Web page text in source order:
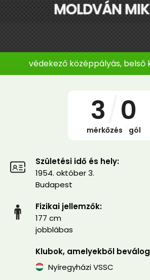
MOLDVÁN
védekező középpályás, belső
3 0
mérkőzés gól
Születési idő és hely:
1954. október 3.
Budapest
Fizikai jellemzők:
177 cm
jobblábas
Klubok, amelyekből
Nyíregyházi VSSC